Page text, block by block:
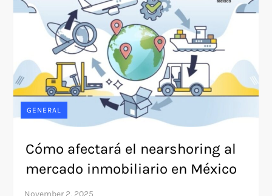
GENERAL
Cómo afectará el nearshoring al
mercado inmobiliario en México